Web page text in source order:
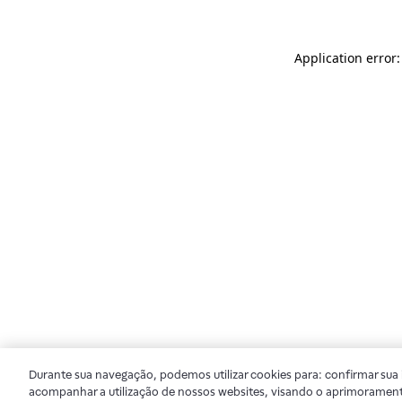
Application
Durante sua navegação, podemos utilizar cookies para: confirmar
acompanhar a utilização de nossos websites, visando o